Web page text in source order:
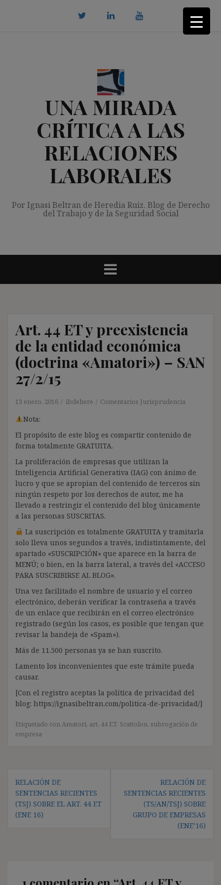
UNA MIRADA
CRÍTICA A LAS
RELACIONES
LABORALES
Por Ignasi Beltran de Heredia Ruiz. Blog de Derecho
del Trabajo y de la Seguridad Social
Art. 44 ET y preexistencia
de la entidad económica
(doctrina «Amatori») – SAN
27/2/15
13 enero, 2016 ibdehere Comentarios Jurisprudencia
Nota:
El propósito de este blog es compartir contenido de
forma totalmente GRATUITA.
La proliferación de empresas que utilizan la
Inteligencia Artificial Generativa (IAG) con ánimo de
lucro y que se apropian del contenido de terceros sin
ningún respeto por los derechos de autor, me ha
llevado a restringir el contenido del blog únicamente
a las personas SUSCRITAS.
La suscripción es totalmente GRATUITA y tramitarla
solo lleva unos segundos a través, indistintamente, del
apartado «SUSCRIPCIÓN» que aparece en la barra de
MENÚ; o bien, en la barra lateral, a través del «ACCESO
PARA SUSCRIBIRSE AL BLOG».
Una vez facilitado el nombre de usuario y el correo
electrónico, deberán verificar la contraseña a través
de un enlace que recibirán en el correo electrónico
registrado (según los casos, es posible que tengan que
revisar la bandeja de «Spam»).
Más de 11.500 personas ya se han suscrito.
Lamento los inconvenientes que este trámite pueda
causar.
[Con el registro aceptas la política de privacidad del
blog: https://ignasibeltran.com/politica-de-privacidad/]
Etiquetado con Amatori, art. 44 ET, Scattolon, subrogación de
empresa
Navegación
de
entradas
RELACIÓN DE
SENTENCIAS RECIENTES
(TSJ) SOBRE EL ART. 44 ET
(ENE 16)
RELACIÓN DE
SENTENCIAS RECIENTES
(TS/AN/TSJ) SOBRE
GRUPO DE EMPRESAS
(ENE’16)